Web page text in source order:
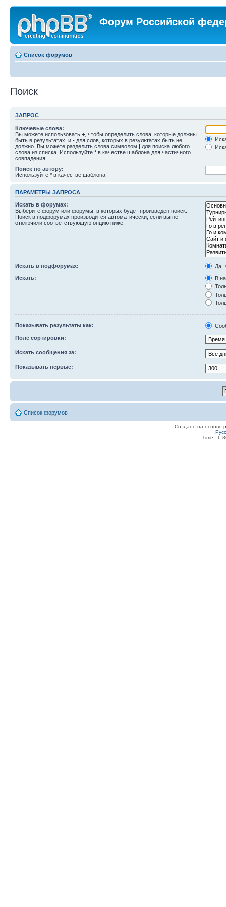
Форум Российской
Список форумов
Поиск
ЗАПРОС
Ключевые слова:
Вы можете использовать + , чтобы определить слова, которые должны
быть в результатах, и - для слов, которых в результатах быть не
должно. Вы можете разделить слова символом | для поиска любого
слова из списка. Используйте * в качестве шаблона для частичного
совпадения.
Поиск по автору:
Используйте * в качестве шаблона.
ПАРАМЕТРЫ ЗАПРОСА
Искать в форумах:
Выберите форум или форумы, в которых будет произведён поиск.
Поиск в подфорумах производится автоматически, если вы не
отключили соответствующую опцию ниже.
Искать в подфорумах:
Да
Искать:
В
Показывать результаты как:
Поле сортировки:
Искать сообщения за:
Показывать первые:
Список форумов
Создано на основе
Time :